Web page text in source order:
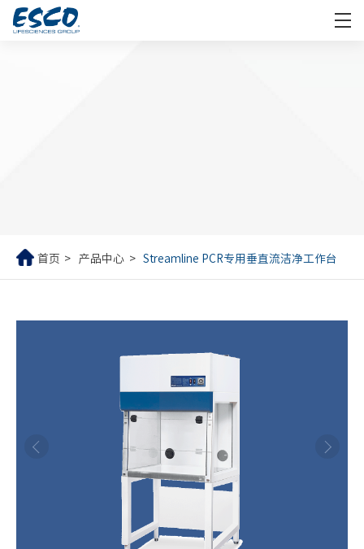
首页 产品中心 Streamline PCR专用垂直流洁净工作台